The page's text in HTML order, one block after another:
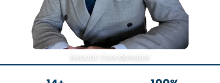
Avocat Coordonator